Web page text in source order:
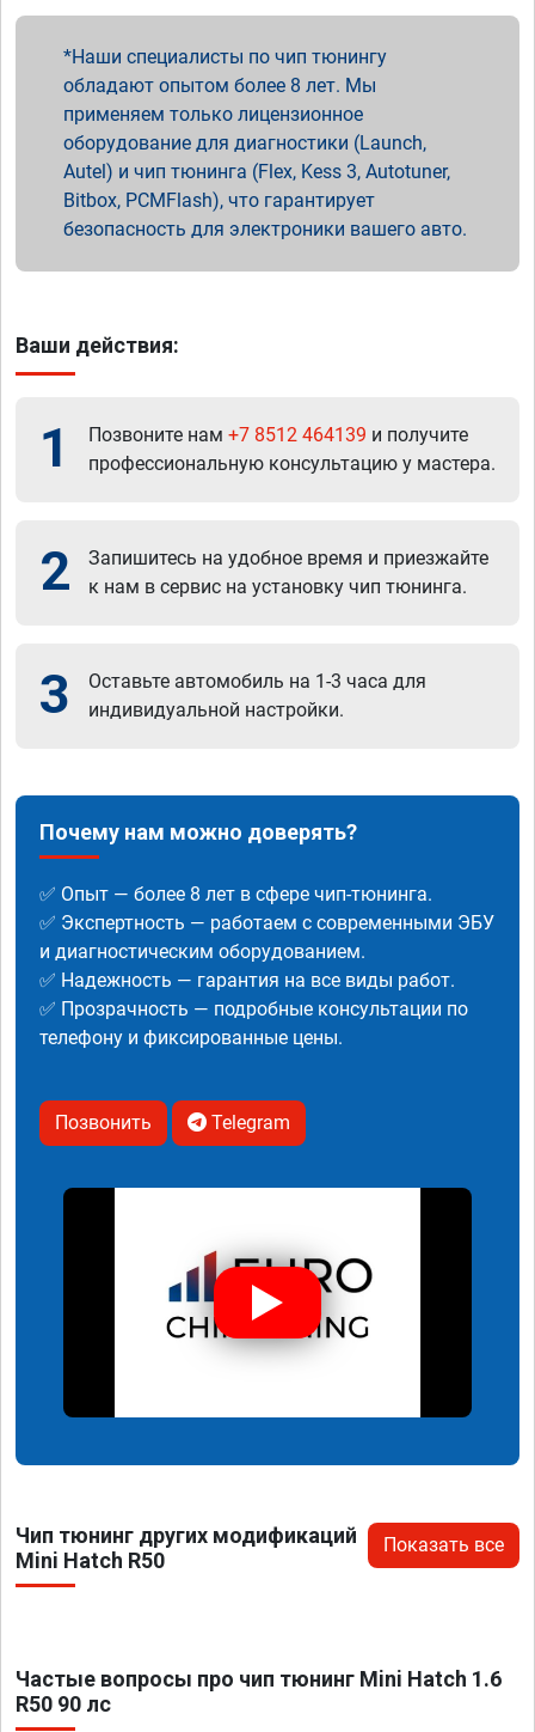
Наши специалисты по чип тюнингу
обладают опытом более 8 лет. Мы
применяем только лицензионное
оборудование для диагностики (Launch,
Autel) и чип тюнинга (Flex, Kess 3, Autotuner,
Bitbox, PCMFlash), что гарантирует
безопасность для электроники вашего авто.
Ваши действия:
1 Позвоните нам +7 8512 464139 и получите
профессиональную консультацию у мастера.
2
Запишитесь на удобное время и приезжайте
к нам в сервис на установку чип тюнинга.
3
Оставьте автомобиль на 1-3 часа для
индивидуальной настройки.
Почему нам можно доверять?
✅ Опыт — более 8 лет в сфере чип-тюнинга.
✅ Экспертность — работаем с современными ЭБУ
и диагностическим оборудованием.
✅ Надежность — гарантия на все виды работ.
✅ Прозрачность — подробные консультации по
телефону и фиксированные цены.
Позвонить Telegram
Чип тюнинг других модификаций
Mini Hatch R50
Показать все
Частые вопросы про чип тюнинг Mini Hatch 1.6
R50 90 лс